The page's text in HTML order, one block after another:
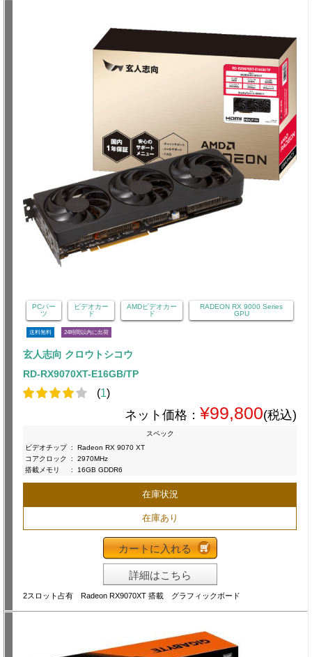
PCパー
ツ
ビデオカー
ド
AMDビデオカー
ド
RADEON RX 9000 Series
GPU
送料無料 24時間以内に出荷
玄人志向 クロウトシコウ
RD-RX9070XT-E16GB/TP
(1)
ネット価格： ¥99,800(税込)
スペック
ビデオチップ :
Radeon RX 9070 XT
コアクロック
:
2970MHz
搭載メモリ
: 16GB GDDR6
在庫状況
在庫あり
カートに入れる
詳細はこちら
2スロット占有 Radeon RX9070XT 搭載 グラフィックボード